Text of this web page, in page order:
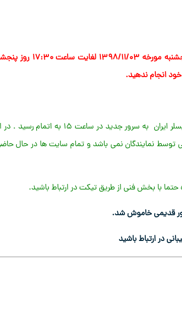
زمان انتقال سرویس های فوق در فاز دوم در این قسمت ، از ساعت ۱۱ روز پنجشنبه مورخه
کاربران گرامی انتقال سرویس های نمایندگی هاست ایران و مستر ریسلر و آلفاریسلر ایران به سرور جدید در ساعت ۱۵
توسط نمایندگان نمی باشد و تمام سایت ها در حال
در ارتباط باشید